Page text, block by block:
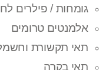
גומחות / פילרים
אלמנטים טרומים
תאי תקשורת
תאי בקרה